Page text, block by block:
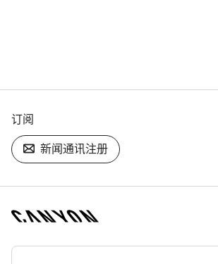
订阅
新闻通讯注册
[footer.linksList.title]